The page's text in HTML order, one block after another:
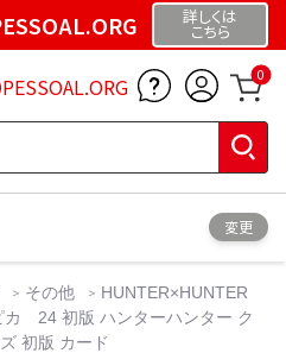
詳しくは
こちら
0
変更
その他
HUNTER×HUNTER
24 初版 ハンターハンター ク
初版 カード